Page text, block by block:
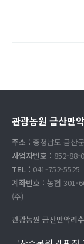
관광농원 금산만
주소 : 충청남도 금산
사업자번호 : 852-88-
TEL : 041-752-5525
계좌번호 : 농협 301-
(주)
관광농원 금산만악리